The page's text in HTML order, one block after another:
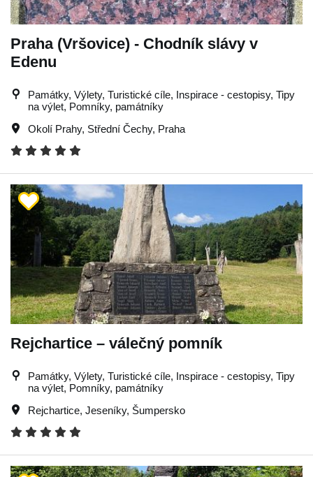
Praha (Vršovice) - Chodník slávy v
Edenu
Památky, Výlety, Turistické cíle, Inspirace - cestopisy, Tipy
na výlet, Pomníky, památníky
Okolí Prahy, Střední Čechy, Praha
Rejchartice – válečný pomník
Památky, Výlety, Turistické cíle, Inspirace - cestopisy, Tipy
na výlet, Pomníky, památníky
Rejchartice, Jeseníky, Šumpersko